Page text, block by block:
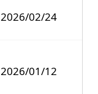
2026/02/24
2026/01/12